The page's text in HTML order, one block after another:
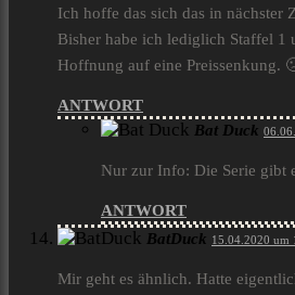
Ich hoffe das sich das in nächster
Bisher habe ich lediglich Staffel 1
Hoffnung auf eine Preissenkung.
ANTWORT
Bat Duck
Nur zur Info: Die Serie gibt
ANTWORT
BatDuck 15.04.2020 um
Mir geht es ähnlich. Hatte